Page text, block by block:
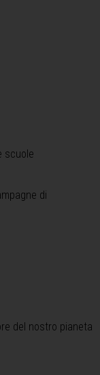
scuole
di
del nostro pianeta